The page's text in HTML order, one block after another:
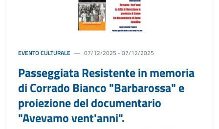
EVENTO CULTURALE 07/12/2025 - 07/12/2025
Passeggiata Resistente in memoria
di Corrado Bianco "Barbarossa" e
proiezione del documentario
"Avevamo vent'anni".